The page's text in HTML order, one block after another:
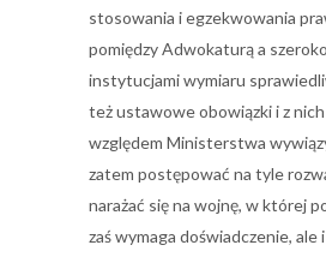
stosowania i egzekwowania
pomiędzy Adwokaturą a
instytucjami wymiaru
też ustawowe obowiązki i z
względem Ministerstwa
zatem postępować na tyle
narażać się na wojnę, w której
zaś wymaga doświadczenie, ale